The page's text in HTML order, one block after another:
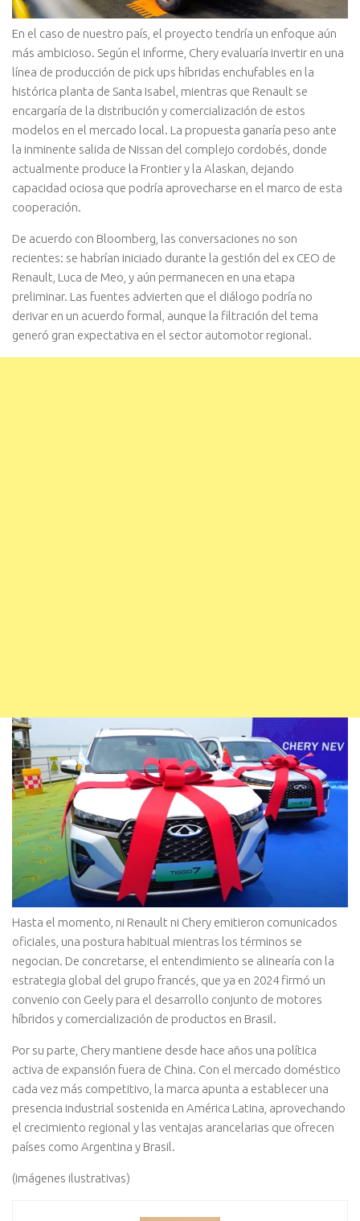
En el caso de nuestro país, el proyecto tendría un enfoque aún
más ambicioso. Según el informe, Chery evaluaría invertir en una
línea de producción de pick ups híbridas enchufables en la
histórica planta de Santa Isabel, mientras que Renault se
encargaría de la distribución y comercialización de estos
modelos en el mercado local. La propuesta ganaría peso ante
la inminente salida de Nissan del complejo cordobés, donde
actualmente produce la Frontier y la Alaskan, dejando
capacidad ociosa que podría aprovecharse en el marco de esta
cooperación.
De acuerdo con Bloomberg, las conversaciones no son
recientes: se habrían iniciado durante la gestión del ex CEO de
Renault, Luca de Meo, y aún permanecen en una etapa
preliminar. Las fuentes advierten que el diálogo podría no
derivar en un acuerdo formal, aunque la filtración del tema
generó gran expectativa en el sector automotor regional.
Hasta el momento, ni Renault ni Chery emitieron comunicados
oficiales, una postura habitual mientras los términos se
negocian. De concretarse, el entendimiento se alinearía con la
estrategia global del grupo francés, que ya en 2024 firmó un
convenio con Geely para el desarrollo conjunto de motores
híbridos y comercialización de productos en Brasil.
Por su parte, Chery mantiene desde hace años una política
activa de expansión fuera de China. Con el mercado doméstico
cada vez más competitivo, la marca apunta a establecer una
presencia industrial sostenida en América Latina, aprovechando
el crecimiento regional y las ventajas arancelarias que ofrecen
países como Argentina y Brasil.
(imágenes ilustrativas)